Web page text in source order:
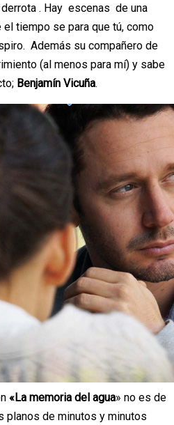
. Hay escenas de una
tiempo se para que tú, como
Además su compañero de
(al menos para mí) y sabe
Benjamín Vicuña.
«La memoria del agua» no es de
planos de minutos y minutos